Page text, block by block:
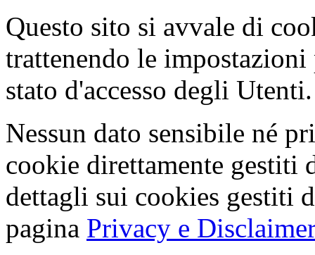
Questo sito si avvale di
trattenendo le
stato d'accesso degli Utenti.
Nessun dato sensibile né
cookie direttamente gestiti
dettagli sui cookies gestiti
pagina Privacy e Disclaimer